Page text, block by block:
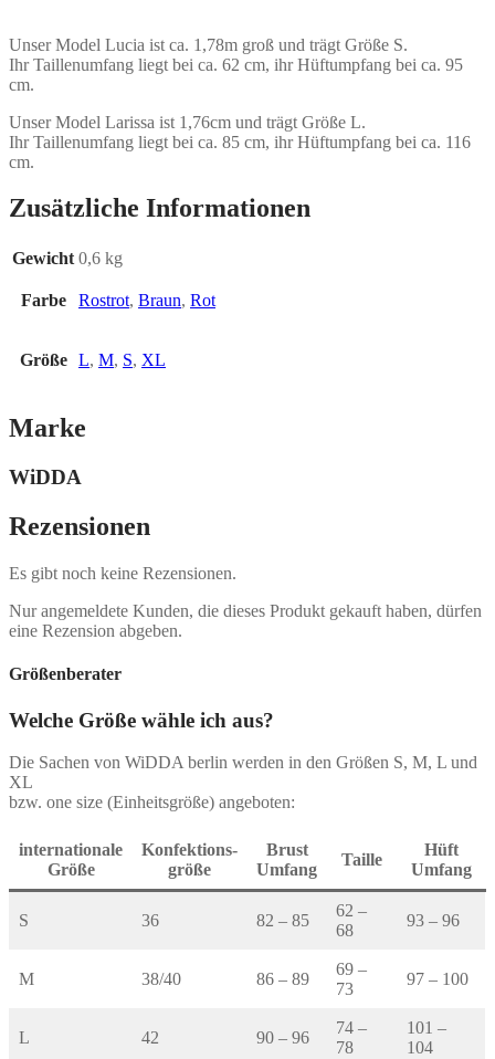
Unser Model Lucia ist ca. 1,78m groß und trägt Größe S.
Ihr Taillenumfang liegt bei ca. 62 cm, ihr Hüftumpfang bei ca. 95
cm.
Unser Model Larissa ist 1,76cm und trägt Größe L.
Ihr Taillenumfang liegt bei ca. 85 cm, ihr Hüftumpfang bei ca. 116
cm.
Zusätzliche Informationen
Gewicht 0,6 kg
Farbe Rostrot, Braun, Rot
Größe L, M, S, XL
Marke
WiDDA
Rezensionen
Es gibt noch keine Rezensionen.
Nur angemeldete Kunden, die dieses Produkt gekauft haben, dürfen
eine Rezension abgeben.
Größenberater
Welche Größe wähle ich aus?
Die Sachen von WiDDA berlin werden in den Größen S, M, L und
XL
bzw. one size (Einheitsgröße) angeboten:
internationale
Größe
Konfektions-
größe
Brust
Umfang
Taille
Hüft
Umfang
S 36 82 – 85
62 –
68
93 – 96
M 38/40 86 – 89
69 –
73
97 – 100
L 42 90 – 96
74 –
78
101 –
104